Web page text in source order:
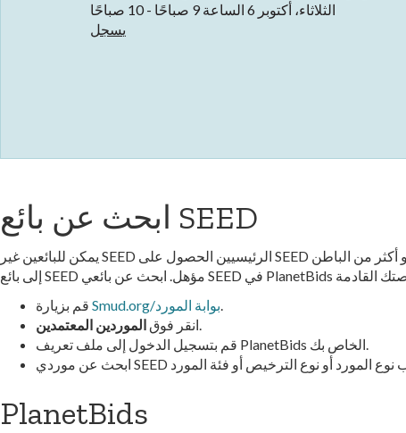
الثلاثاء، أكتوبر 6 الساعة 9 صباحًا - 10 صباحًا
يسجل
ابحث عن بائع SEED
يمكن للبائعين غير SEED الرئيسيين الحصول على SEED حوافز في ردودهم على العطاءات عندما 20% أو أكثر من الباطن
Smud.org/بوابة المورد.
انقر فوق الموردين المعتمدين
.
قم بتسجيل الدخول إلى ملف تعريف PlanetBids الخاص بك.
PlanetBids